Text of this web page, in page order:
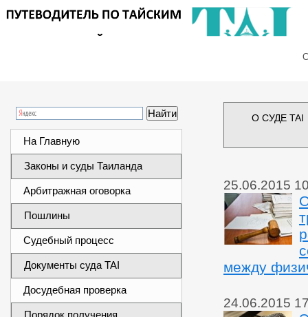
На Главную
Законы и суды Таиланда
Арбитражная оговорка
Пошлины
Судебный процесс
Документы суда TAI
Досудебная проверка
Порядок получения
О СУДЕ TAI
25.06.2015
между
24.06.2015